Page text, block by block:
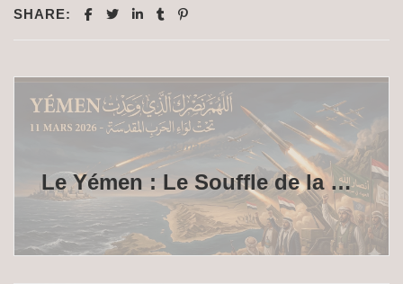
SHARE:
28 mars 2026
Le Yémen : Le Souffle de la Rectitude qui déchire les cartes